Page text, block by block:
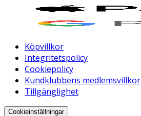
Köpvillkor
Integritetspolicy
Cookiepolicy
Kundklubbens medlemsvillkor
Tillgänglighet
Cookieinställningar